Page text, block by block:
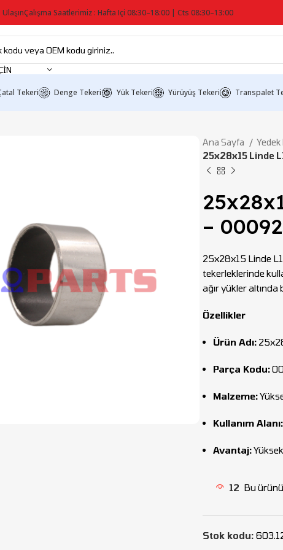
Çalışma Saatlerimiz : Hafta Içi 08:30–18:00 | Cts 08:30–13:00
Tekeri Denge Tekeri Yük Tekeri Yürüyüş Tekeri Transpalet
Ana Sayfa
25x28x15 Linde
–
25x28x15 Linde
tekerleklerinde
ağır yükler
Özellikler
Ürün Adı:
Parça Kodu:
Malzeme:
Kullanım Alanı:
Avantaj:
12 Bu
Stok kodu: